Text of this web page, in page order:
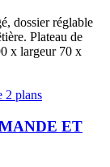
dossier réglable
Plateau de
x largeur 70 x
ET